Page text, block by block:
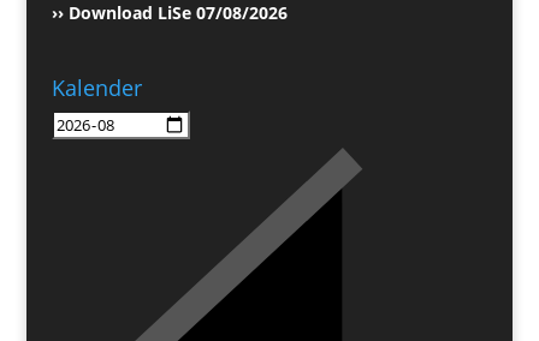
›› Download LiSe 07/08/2026
Kalender